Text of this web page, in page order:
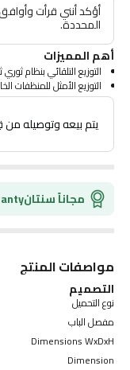
أؤكد أنني قرأت
المحددة.
أهم المميزات
التوزيع التلقائي بنظام ثوري
التوزيع الأمثل للمنظفات
مجاناً سنتان
مواصفات المنتج
التصميم
نوع التحميل
مفصل الباب
Dimensions WxDxH
Dimension